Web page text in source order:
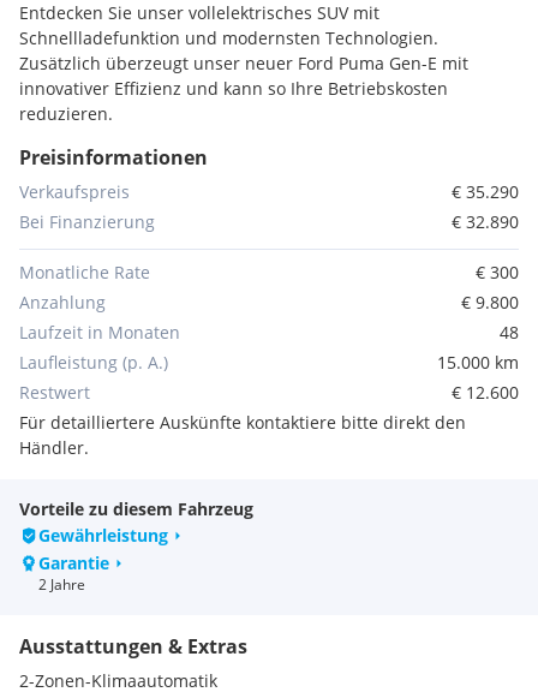
Entdecken Sie unser vollelektrisches SUV mit
Schnellladefunktion und modernsten Technologien.
Zusätzlich überzeugt unser neuer Ford Puma Gen-E mit
innovativer Effizienz und kann so Ihre Betriebskosten
reduzieren.
Die erste Adresse für Ford in Deutschlandsberg!
Versicherung, Finanzierung & Leasing zu TOPKONDITIONEN!
Eintausch ALLER Marken zu BESTPREISEN!
Alle Angaben ohne Gewähr!
Irrtümer, Zwischenverkauf, Preisänderungen und
Eingabefehler vorbehalten!
Für Nähere Infos oder Terminvergaben bitten wir Sie um
kurze Kontaktaufnahme bei unserem Verkaufsteam. Wir
freuen uns Ihnen ein Angebot erstellen zu dürfen.
Extras:
Preisinformationen
Verkaufspreis
€ 35.290
Bei Finanzierung
€ 32.890
Monatliche Rate
€ 300
Anzahlung
€ 9.800
Laufzeit in Monaten
48
Laufleistung (p. A.)
15.000 km
Restwert
€ 12.600
Für detailliertere Auskünfte kontaktiere bitte direkt den
Händler.
Vorteile zu diesem Fahrzeug
Gewährleistung
Garantie
2 Jahre
Ausstattungen & Extras
2-Zonen-Klimaautomatik